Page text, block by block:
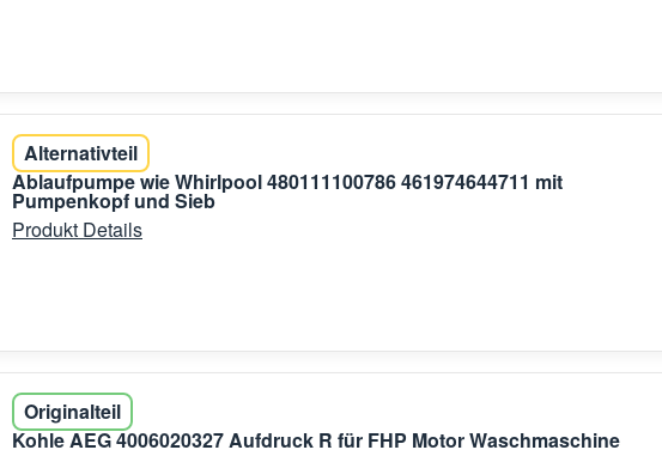
Alternativteil
Ablaufpumpe wie Whirlpool 480111100786 461974644711 mit
Pumpenkopf und Sieb
Produkt Details
Originalteil
Kohle AEG 4006020327 Aufdruck R für FHP Motor Waschmaschine